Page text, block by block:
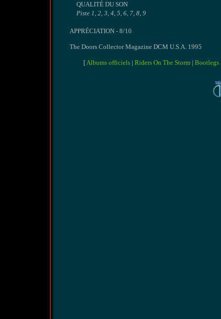
QUALITÉ DU SON
Piste 1, 2, 3, 4, 5, 6, 7, 8, 9
APPRÉCIATION - 8/10
The Doors Collector Magazine DCM U.S.A. 1995
[Albums officiels | Riders On The Storm | Bootlegs